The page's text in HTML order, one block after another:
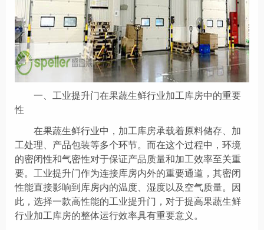
一、工业提升门在果蔬生鲜行业加工库房中的重要
性
在果蔬生鲜行业中，加工库房承载着原料储存、加
工处理、产品包装等多个环节。而在这个过程中，环境
的密闭性和气密性对于保证产品质量和加工效率至关重
要。工业提升门作为连接库房内外的重要通道，其密闭
性能直接影响到库房内的温度、湿度以及空气质量。因
此，选择一款高性能的工业提升门，对于提高果蔬生鲜
行业加工库房的整体运行效率具有重要意义。